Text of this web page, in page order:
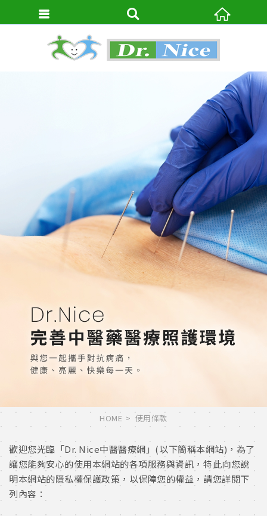
HOME 使用條款
歡迎您光臨「Dr. Nice中醫醫療網」(以下簡稱本網站)，為了
讓您能夠安心的使用本網站的各項服務與資訊，特此向您說
明本網站的隱私權保護政策，以保障您的權益，請您詳閱下
列內容：